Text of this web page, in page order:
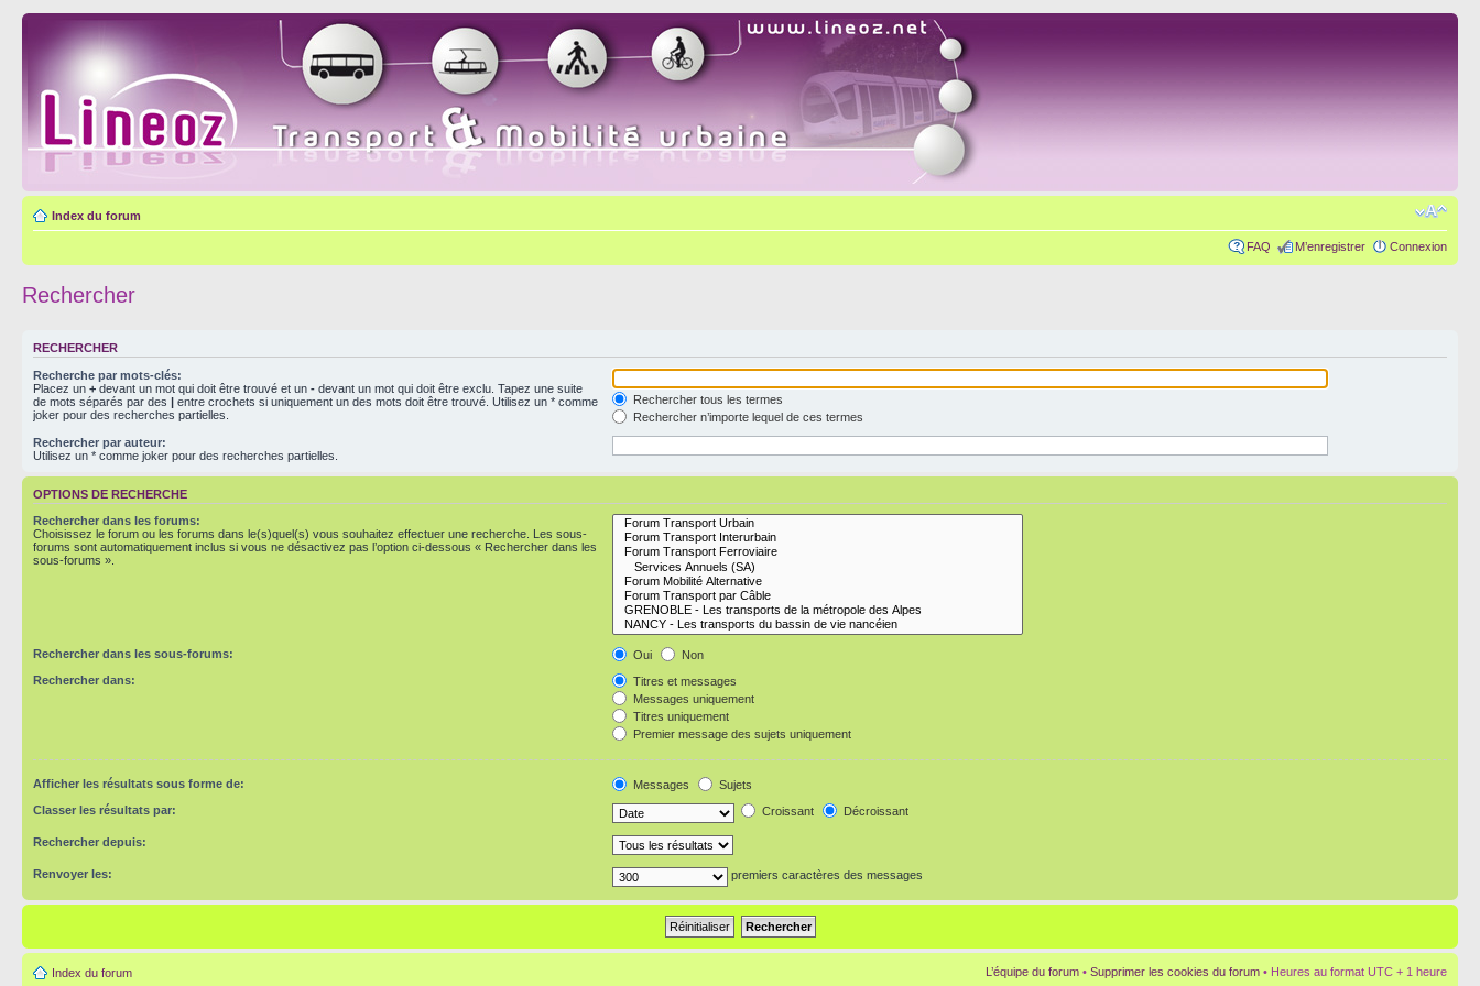
Index du forum
FAQ M’enregistrer Connexion
Rechercher
RECHERCHER
Recherche par mots-clés:
Placez un + devant un mot qui doit être trouvé et un - devant un mot qui doit être exclu. Tapez une suite
de mots séparés par des | entre crochets si uniquement un des mots doit être trouvé. Utilisez un * comme
joker pour des recherches partielles.
Rechercher tous les termes
Rechercher n’importe lequel de ces termes
Rechercher par auteur:
Utilisez un * comme joker pour des recherches partielles.
OPTIONS DE RECHERCHE
Rechercher dans les forums:
Choisissez le forum ou les forums dans le(s)quel(s) vous souhaitez effectuer une recherche. Les sous-
forums sont automatiquement inclus si vous ne désactivez pas l’option ci-dessous « Rechercher dans les
sous-forums ».
Rechercher dans les sous-forums: Oui
Non
Rechercher dans:
Titres et messages
Messages uniquement
Titres uniquement
Premier message des sujets uniquement
Afficher les résultats sous forme de: Messages
Sujets
Classer les résultats par:
Croissant Décroissant
Rechercher depuis:
Renvoyer les: premiers caractères des messages
Index du forum L’équipe du forum • Supprimer les cookies du forum • Heures au format UTC + 1 heure